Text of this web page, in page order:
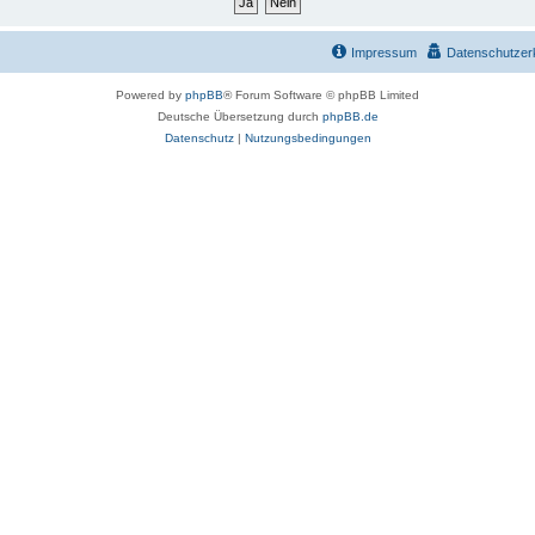
Impressum
Powered by phpBB® Forum Software © phpBB Limited
Deutsche Übersetzung durch phpBB.de
Datenschutz| Nutzungsbedingungen